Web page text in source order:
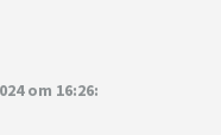
om 16:26: